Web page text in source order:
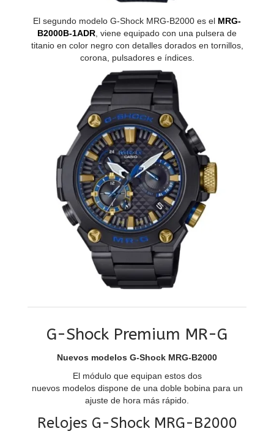
El segundo modelo G-Shock MRG-B2000 es el MRG-
B2000B-1ADR, viene equipado con una pulsera de
titanio en color negro con detalles dorados en tornillos,
corona, pulsadores e índices.
G-Shock Premium MR-G
Nuevos modelos G-Shock MRG-B2000
El módulo que equipan estos dos
nuevos modelos dispone de una doble bobina para un
ajuste de hora más rápido.
Relojes G-Shock MRG-B2000